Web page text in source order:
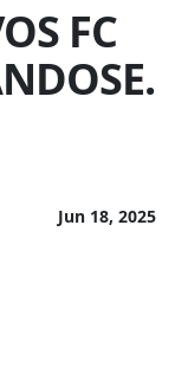
FC
Jun 18, 2025